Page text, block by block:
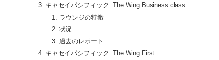
キャセイパシフィック The Wing Business class
ラウンジの特徴
状況
過去のレポート
キャセイパシフィック The Wing First